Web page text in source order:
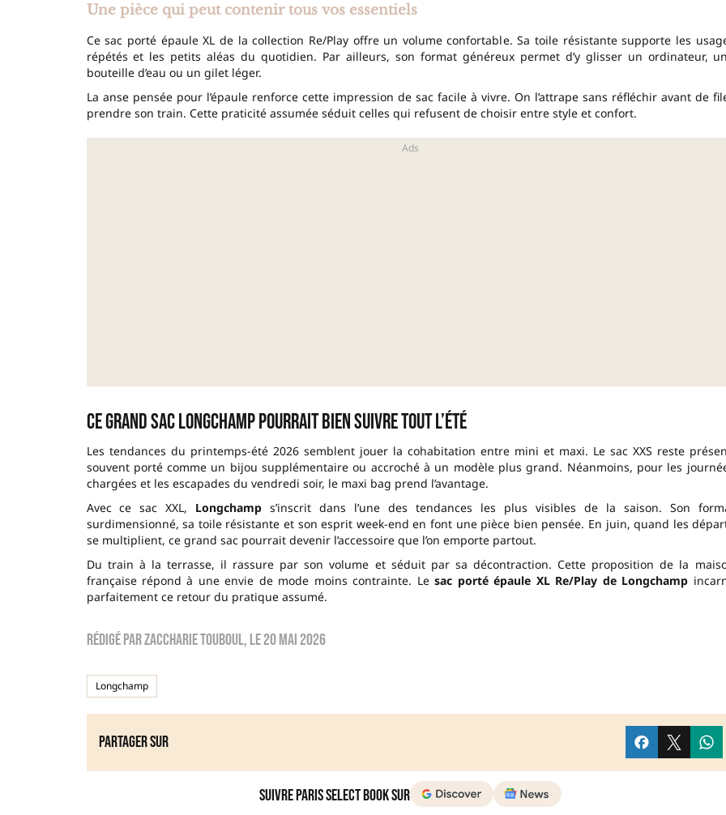
Une pièce qui peut contenir tous vos essentiels
Ce sac porté épaule XL de la collection Re/Play offre un volume confortable. Sa toile résistante supporte les
répétés et les petits aléas du quotidien. Par ailleurs, son format généreux permet d’y glisser un ordinateur,
bouteille d’eau ou un gilet léger.
La anse pensée pour l’épaule renforce cette impression de sac facile à vivre. On l’attrape sans réfléchir avant de
prendre son train. Cette praticité assumée séduit celles qui refusent de choisir entre style et confort.
Ce grand sac Longchamp pourrait bien suivre tout l’été
Les tendances du printemps-été 2026 semblent jouer la cohabitation entre mini et maxi. Le sac XXS reste
souvent porté comme un bijou supplémentaire ou accroché à un modèle plus grand. Néanmoins, pour les
chargées et les escapades du vendredi soir, le maxi bag prend l’avantage.
Avec ce sac XXL, Longchamp s’inscrit dans l’une des tendances les plus visibles de la saison. Son
surdimensionné, sa toile résistante et son esprit week-end en font une pièce bien pensée. En juin, quand les
se multiplient, ce grand sac pourrait devenir l’accessoire que l’on emporte partout.
Du train à la terrasse, il rassure par son volume et séduit par sa décontraction. Cette proposition de la
française répond à une envie de mode moins contrainte. Lesac porté épaule XL Re/Play de Longchamp
parfaitement ce retour du pratique assumé.
Rédigé parzaccharie touboul, le20 mai 2026
Longchamp
Partager sur
Suivre Paris Select Book sur